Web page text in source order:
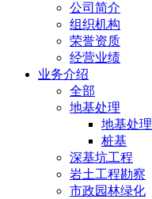
公司简介
组织机构
荣誉资质
经营业绩
业务介绍
全部
地基处理
地基处理
桩基
深基坑工程
岩土工程勘察
市政园林绿化